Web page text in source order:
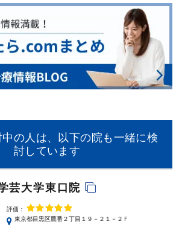
の人は、以下の院も一緒に検
討しています
芸大学東口院
評価：
東京都目黒区鷹番２丁目１９－２１－２Ｆ